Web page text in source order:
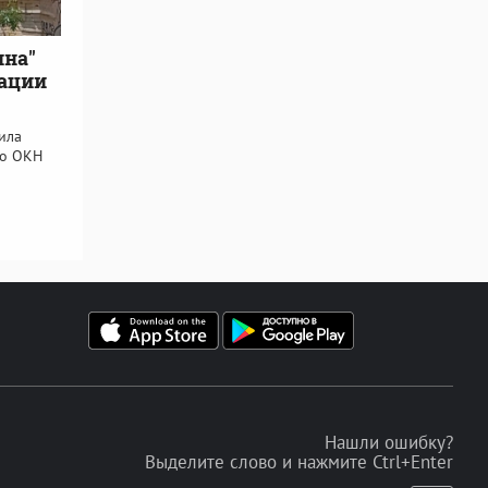
ОКН
Нашли ошибку?
Выделите слово и нажмите Ctrl+Enter